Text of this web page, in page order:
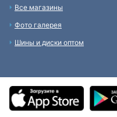
Все магазины
Фото галерея
Шины и диски оптом